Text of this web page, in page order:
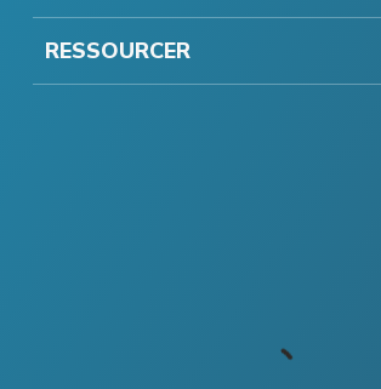
RESSOURCER